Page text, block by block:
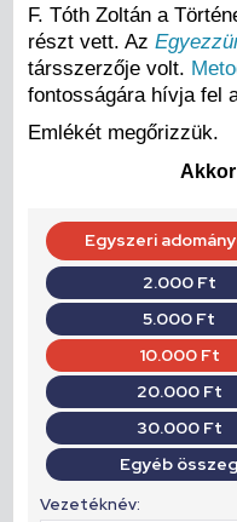
F. Tóth Zoltán a
részt vett. Az
társszerzője volt.
fontosságára hívja fel
Emlékét megőrizzük.